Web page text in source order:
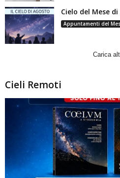
Cielo del Mese
Appuntamenti del
Carica
Cieli Remoti